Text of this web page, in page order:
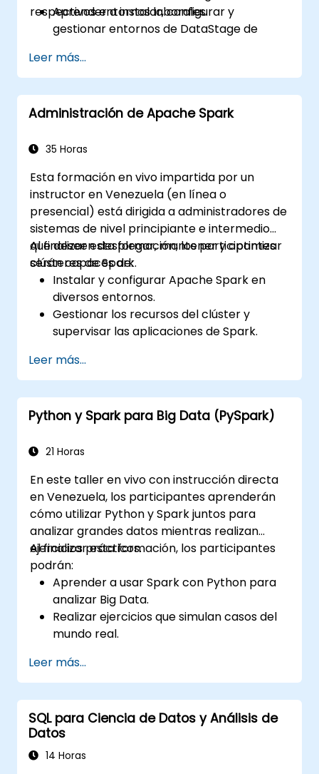
respectivos entornos laborales.
Aprender a instalar, configurar y
gestionar entornos de DataStage de
Conectarse a diversas fuentes de datos y
extraer información de manera eficiente
desde bases de datos, archivos planos y
fuentes externas.
de datos.
Leer más...
Administración de Apache Spark
35 Horas
Esta formación en vivo impartida por un
instructor en Venezuela (en línea o
presencial) está dirigida a administradores de
sistemas de nivel principiante e intermedio
que deseen desplegar, mantener y optimizar
clústeres de Spark.
Al finalizar esta formación, los participantes
serán capaces de:
Instalar y configurar Apache Spark en
diversos entornos.
Gestionar los recursos del clúster y
supervisar las aplicaciones de Spark.
de Spark.
Implementar medidas de seguridad y
garantizar la alta disponibilidad.
Depurar y resolver problemas comunes
Leer más...
Python y Spark para Big Data (PySpark)
21 Horas
En este taller en vivo con instrucción directa
en Venezuela, los participantes aprenderán
cómo utilizar Python y Spark juntos para
analizar grandes datos mientras realizan
ejercicios prácticos.
Al finalizar esta formación, los participantes
podrán:
Aprender a usar Spark con Python para
analizar Big Data.
Realizar ejercicios que simulan casos del
mundo real.
para el análisis de grandes datos
mediante PySpark.
Leer más...
SQL para Ciencia de Datos y Análisis de
Datos
14 Horas